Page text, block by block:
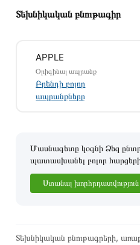
Կարող եք նաև պատվիրել՝
Տեխնիկական բնութագիր
APPLE
Օրիգինալ ապրանք
Բրենդի բոլոր
ապրանքները
Մասնագետը կօգնի Ձեզ
պատասխանել բոլոր
Ստանալ խորհրդատվություն
Տեխնիկական բնութագրերի,